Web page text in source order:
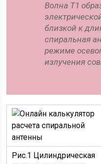
Волна Т1
близкой к
спиральная
режиме
излучения
Рис.1 Цилиндрическая